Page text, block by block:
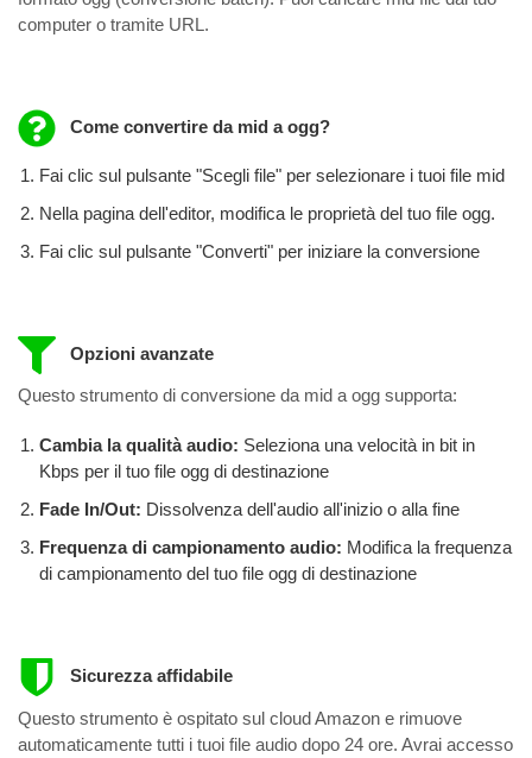
computer o tramite URL.
Come convertire da mid a ogg?
Fai clic sul pulsante "Scegli file" per selezionare i tuoi file mid
Nella pagina dell'editor, modifica le proprietà del tuo file ogg.
Fai clic sul pulsante "Converti" per iniziare la conversione
Opzioni avanzate
Questo strumento di conversione da mid a ogg supporta:
Cambia la qualità audio: Seleziona una velocità in bit in
Kbps per il tuo file ogg di destinazione
Fade In/Out: Dissolvenza dell'audio all'inizio o alla fine
Frequenza di campionamento audio: Modifica la frequenza
di campionamento del tuo file ogg di destinazione
Sicurezza affidabile
Questo strumento è ospitato sul cloud Amazon e rimuove
automaticamente tutti i tuoi file audio dopo 24 ore. Avrai accesso